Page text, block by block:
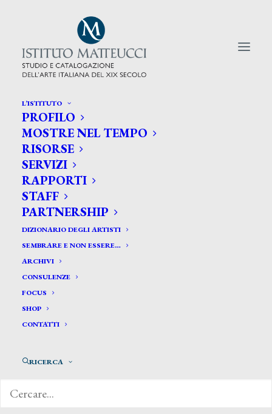
L’ISTITUTO
PROFILO
MOSTRE NEL TEMPO
RISORSE
SERVIZI
RAPPORTI
STAFF
PARTNERSHIP
DIZIONARIO DEGLI ARTISTI
SEMBRARE E NON ESSERE…
ARCHIVI
CONSULENZE
FOCUS
SHOP
CONTATTI
RICERCA
CERCA TRA GLI ARTISTI:
Search
for:
Drei Ercole *
DREI ERCOLE
Dopo la formazione alla Scuola d’Arte faentina,